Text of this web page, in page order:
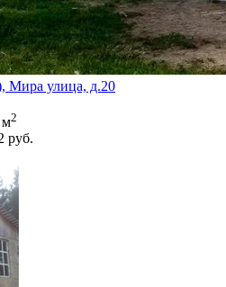
Мира улица, д.20
м2
руб.